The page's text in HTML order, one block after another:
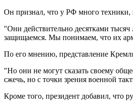
Он признал, что у РФ много техники,
"Они действительно десятками
защищаемся. Мы понимаем, что их
По его мнению, представление
"Но они не могут сказать своему
сжечь, но с точки зрения военной
Кроме того, президент добавил, что